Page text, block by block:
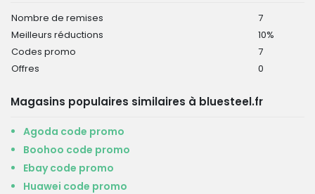
Nombre de remises
7
Meilleurs réductions
10%
Codes promo
7
Offres
0
Magasins populaires similaires à bluesteel.fr
Agoda code promo
Boohoo code promo
Ebay code promo
Huawei code promo